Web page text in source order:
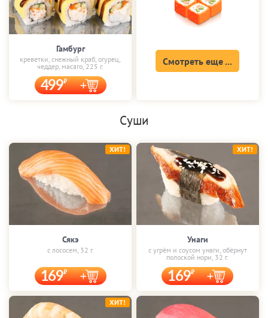
Гамбург
креветки, снежный краб, огурец,
чеддер, масаго, 225 г.
499
Смотреть еще ...
Суши
Сякэ
с лососем, 32 г.
169
ХИТ!
Унаги
с угрём и соусом унаги, обёрнут
полоской нори, 32 г.
169
ХИТ!
ХИТ!